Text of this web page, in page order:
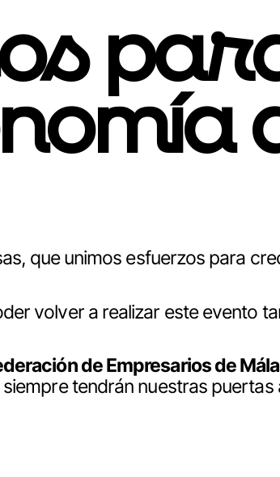
que unimos esfuerzos para
volver a realizar este evento
de Empresarios de
tendrán nuestras